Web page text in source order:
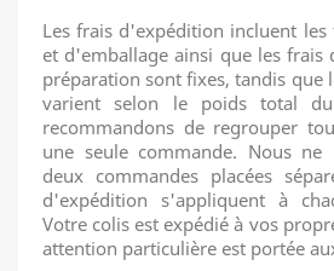
Les frais d'expédition incluent
et d'emballage ainsi que les frais
préparation sont fixes, tandis que
varient selon le poids total
recommandons de regrouper
une seule commande. Nous ne
deux commandes placées
d'expédition s'appliquent à
Votre colis est expédié à vos
attention particulière est portée